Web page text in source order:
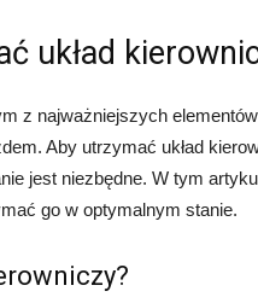
układ
z najważniejszych
Aby utrzymać układ
jest niezbędne. W tym
go w optymalnym stanie.